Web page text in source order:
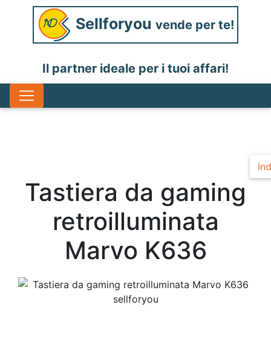
Sellforyou vende per te!
Il partner ideale per i tuoi affari!
Tastiera da gaming
retroilluminata
Marvo K636